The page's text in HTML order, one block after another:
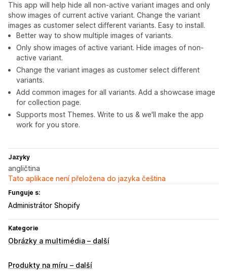
This app will help hide all non-active variant images and only
show images of current active variant. Change the variant
images as customer select different variants. Easy to install.
Better way to show multiple images of variants.
Only show images of active variant. Hide images of non-
active variant.
Change the variant images as customer select different
variants.
Add common images for all variants. Add a showcase image
for collection page.
Supports most Themes. Write to us & we'll make the app
work for you store.
Jazyky
angličtina
Tato aplikace není přeložena do jazyka čeština
Funguje s:
Administrátor Shopify
Kategorie
Obrázky a multimédia – další
Produkty na míru – další